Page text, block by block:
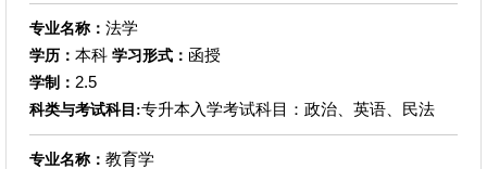
专业名称： 法学
学历： 本科 学习形式： 函授
学制： 2.5
科类与考试科目:专升本入学考试科目：政治、英语、民法
专业名称： 教育学